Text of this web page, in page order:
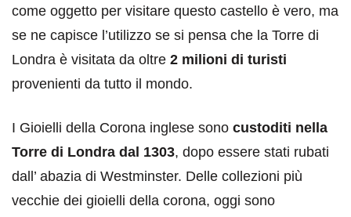
come oggetto per visitare questo castello è vero, ma
se ne capisce l’utilizzo se si pensa che la Torre di
Londra è visitata da oltre 2 milioni di turisti
provenienti da tutto il mondo.
I Gioielli della Corona inglese sono custoditi nella
Torre di Londra dal 1303, dopo essere stati rubati
dall’ abazia di Westminster. Delle collezioni più
vecchie dei gioielli della corona, oggi sono